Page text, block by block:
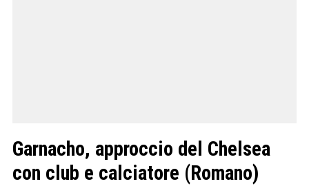
Garnacho, approccio del Chelsea
con club e calciatore (Romano)